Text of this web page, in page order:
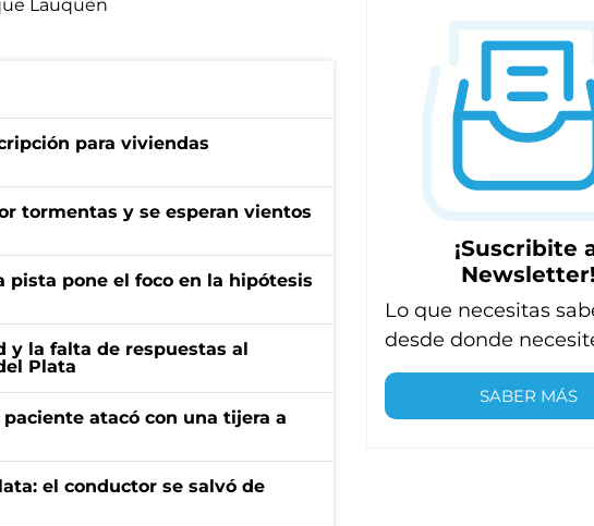
Lauquen
para viviendas
tormentas y se esperan vientos
pista pone el foco en la hipótesis
y la falta de respuestas al
Plata
atacó con una tijera a
el conductor se salvó de
¡Suscribite
Newsletter!
Lo que necesitas
desde donde
SABER MÁS